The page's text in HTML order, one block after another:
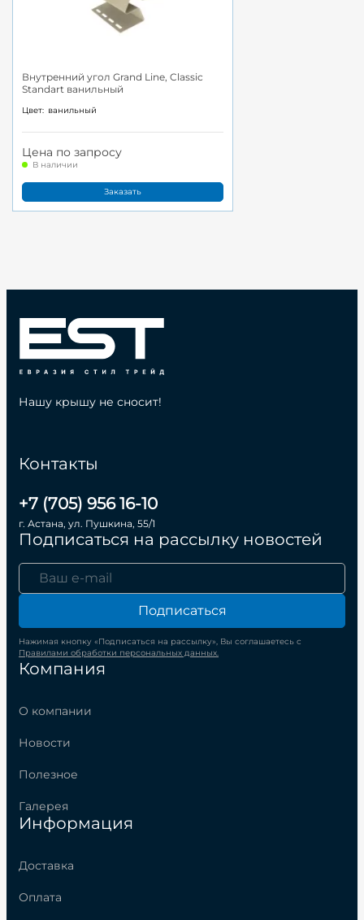
Внутренний угол Grand Line, Classic
Standart ванильный
Цвет: ванильный
Цена по запросу
В наличии
Заказать
Компания
О компании
Новости
Полезное
Галерея
Информация
Доставка
Оплата
Контакты
+7 (705) 956 16-10
г. Астана, ул. Пушкина, 55/1
Подписаться на рассылку новостей
Подписаться
Нажимая кнопку «Подписаться на рассылку», Вы соглашаетесь с
Правилами обработки персональных данных.
Нашу крышу не сносит!